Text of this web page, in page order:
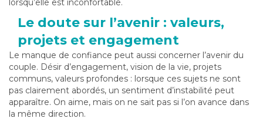
lorsqu’elle est inconfortable.
Le doute sur l’avenir : valeurs,
projets et engagement
Le manque de confiance peut aussi concerner l’avenir du
couple. Désir d’engagement, vision de la vie, projets
communs, valeurs profondes : lorsque ces sujets ne sont
pas clairement abordés, un sentiment d’instabilité peut
apparaître. On aime, mais on ne sait pas si l’on avance dans
la même direction.